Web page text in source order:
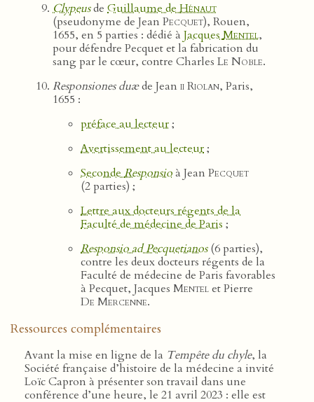
Clypeusde Guillaume deHénaut
(pseudonyme de Jean Pecquet), Rouen,
1655, en 5 parties : dédié à JacquesMentel,
pour défendre Pecquet et la fabrication du
sang par le cœur, contre Charles Le Noble.
Responsiones duæde Jean ii Riolan, Paris,
1655 :
préface au lecteur;
Avertissement au lecteur;
SecondeResponsioà Jean Pecquet
(2 parties) ;
Lettre aux docteurs régents de la
Faculté de médecine de Paris ;
Responsio ad Pecquetianos(6 parties),
contre les deux docteurs régents de la
Faculté de médecine de Paris favorables
à Pecquet, Jacques Mentelet Pierre
De Mercenne.
Ressources complémentaires
Avant la mise en ligne de la Tempête du chyle, la
Société française d’histoire de la médecine a invité
Loïc Capron à présenter son travail dans une
conférence d’une heure, le 21 avril 2023 : elle est